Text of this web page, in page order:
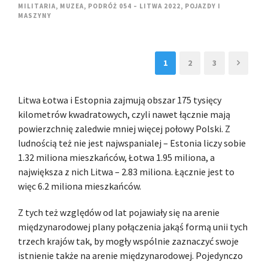
MILITARIA, MUZEA, PODRÓŻ 054 – LITWA 2022, POJAZDY I
MASZYNY
1 2 3
Litwa Łotwa i Estopnia zajmują obszar 175 tysięcy
kilometrów kwadratowych, czyli nawet łącznie mają
powierzchnię zaledwie mniej więcej połowy Polski. Z
ludnością też nie jest najwspanialej – Estonia liczy sobie
1.32 miliona mieszkańców, Łotwa 1.95 miliona, a
największa z nich Litwa – 2.83 miliona. Łącznie jest to
więc 6.2 miliona mieszkańców.
Z tych też względów od lat pojawiały się na arenie
międzynarodowej plany połączenia jakąś formą unii tych
trzech krajów tak, by mogły wspólnie zaznaczyć swoje
istnienie także na arenie międzynarodowej. Pojedynczo